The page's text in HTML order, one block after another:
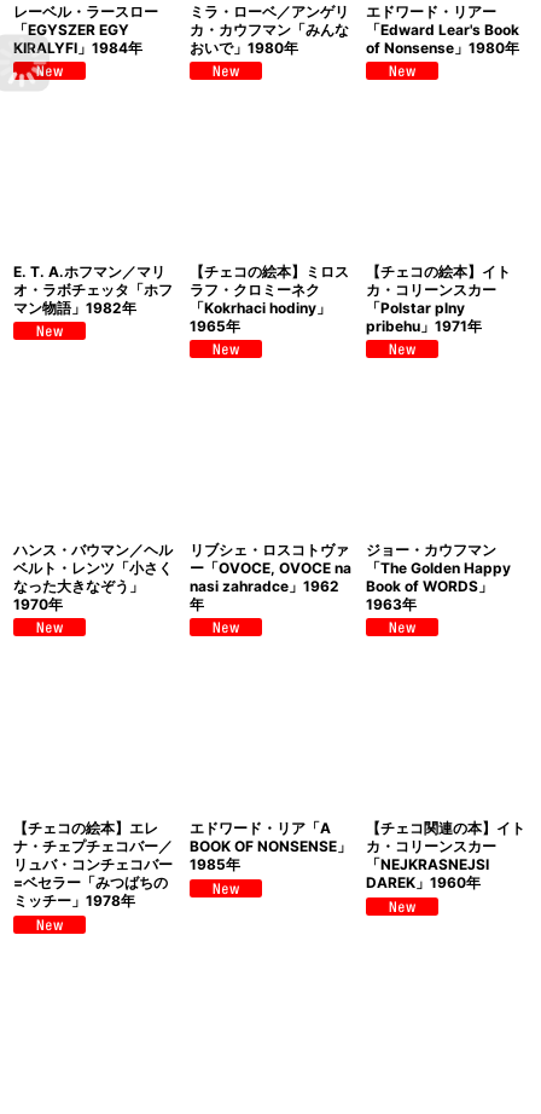
レーベル・ラースロー
「EGYSZER EGY
KIRALYFI」1984年
ミラ・ローベ／アンゲリ
カ・カウフマン「みんな
おいで」1980年
エドワード・リアー
「Edward Lear's Book
of Nonsense」1980年
E. T. A.ホフマン／マリ
オ・ラボチェッタ「ホフ
マン物語」1982年
【チェコの絵本】ミロス
ラフ・クロミーネク
「Kokrhaci hodiny」
1965年
【チェコの絵本】イト
カ・コリーンスカー
「Polstar plny
pribehu」1971年
ハンス・バウマン／ヘル
ベルト・レンツ「小さく
なった大きなぞう」
1970年
リブシェ・ロスコトヴァ
ー「OVOCE, OVOCE na
nasi zahradce」1962
年
ジョー・カウフマン
「The Golden Happy
Book of WORDS」
1963年
【チェコの絵本】エレ
ナ・チェプチェコバー／
リュバ・コンチェコバー
=ベセラー「みつばちの
ミッチー」1978年
エドワード・リア「A
BOOK OF NONSENSE」
1985年
【チェコ関連の本】イト
カ・コリーンスカー
「NEJKRASNEJSI
DAREK」1960年